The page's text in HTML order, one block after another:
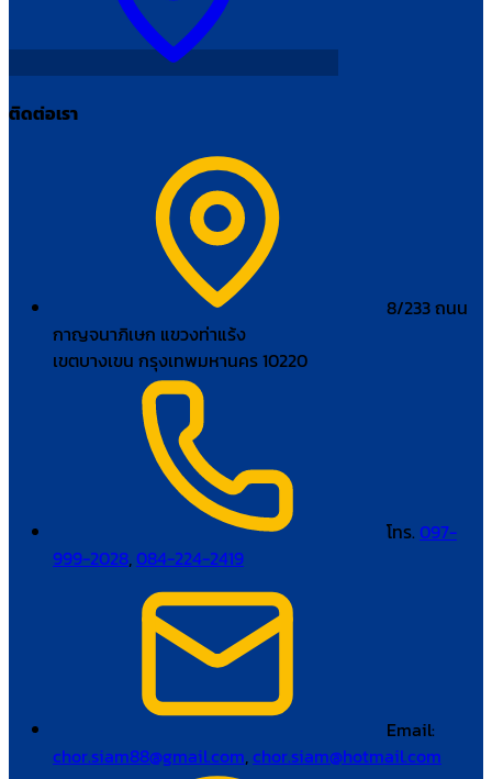
ติดต่อเรา
8/233 ถนน
กาญจนาภิเษก แขวงท่าแร้ง
เขตบางเขน กรุงเทพมหานคร 10220
โทร. 097-
999-2028,084-224-2419
Email:
chor.siam88@gmail.com,chor.siam@hotmail.com